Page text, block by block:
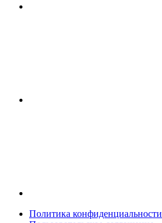
Политика конфиденциальности